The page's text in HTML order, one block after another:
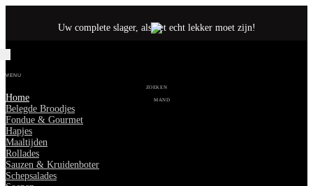
Uw complete slager, als het echt lekker moet zijn!
MENU
ZOEKEN
MAND
Home
Belegde Broodjes
Fondue & Gourmet
Hapjes
Maaltijden
Rollades
Sauzen & Kruidenboter
Schepsalades